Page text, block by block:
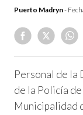
Puerto Madryn-
Personal de la
de la Policía
Municipalidad